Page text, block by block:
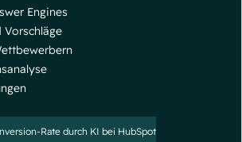
Engines
Rate durch KI bei HubSpot